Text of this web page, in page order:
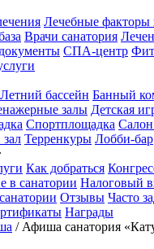
Лечебные факторы
Врачи санатория
СПА-центр
Летний бассейн Банный
залы Детская
Спортплощадка
Терренкуры Лобби-бар
Как добраться
в санатории Налоговый
Отзывы Часто
Награды
/ Афиша санатория